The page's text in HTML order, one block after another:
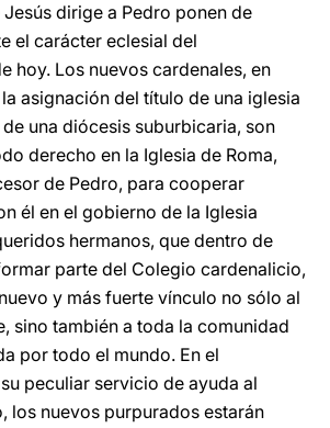
dirige a Pedro ponen de
el carácter eclesial del
hoy. Los nuevos cardenales, en
asignación del título de una iglesia
una diócesis suburbicaria, son
derecho en la Iglesia de Roma,
de Pedro, para cooperar
él en el gobierno de la Iglesia
hermanos, que dentro de
parte del Colegio cardenalicio,
y más fuerte vínculo no sólo al
sino también a toda la comunidad
por todo el mundo. En el
peculiar servicio de ayuda al
los nuevos purpurados estarán